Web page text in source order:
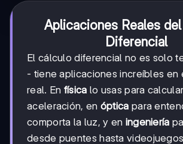
Aplicaciones Reales
Diferencial
El cálculo diferencial no es solo
- tiene aplicaciones increíbles en
real. En física lo usas para
aceleración, en óptica para
comporta la luz, y en ingeniería
desde puentes hasta